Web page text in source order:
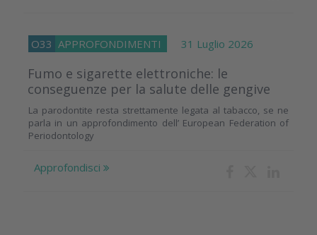
O33 APPROFONDIMENTI 31 Luglio 2026
Fumo e sigarette elettroniche: le
conseguenze per la salute delle gengive
La parodontite resta strettamente legata al tabacco, se ne
parla in un approfondimento dell’ European Federation of
Periodontology
Approfondisci